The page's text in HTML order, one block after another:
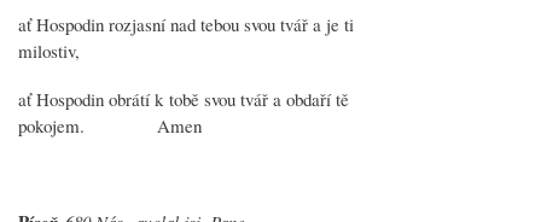
ať Hospodin rozjasní nad tebou svou tvář a je ti
milostiv,
ať Hospodin obrátí k tobě svou tvář a obdaří tě
pokojem. Amen